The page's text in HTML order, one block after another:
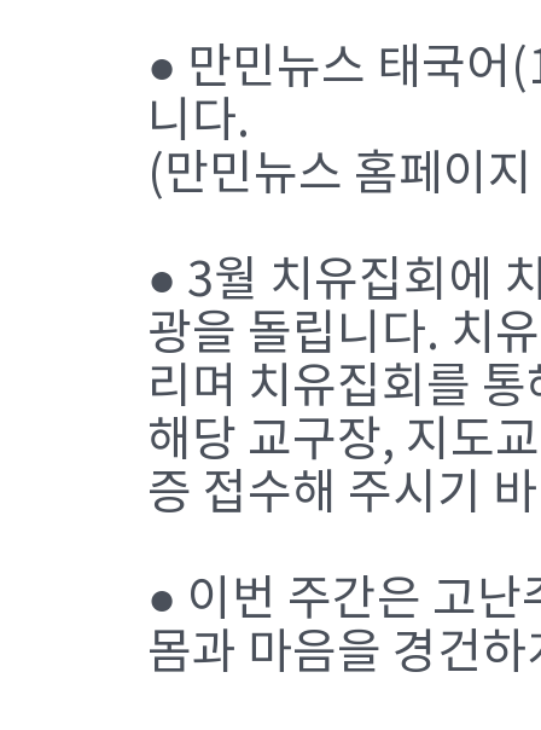
● 만민뉴스 태국어
니다.
(만민뉴스 홈페이
● 3월 치유집회에
광을 돌립니다. 치
리며 치유집회를
해당 교구장, 지도
증 접수해 주시기
● 이번 주간은 고
몸과 마음을 경건